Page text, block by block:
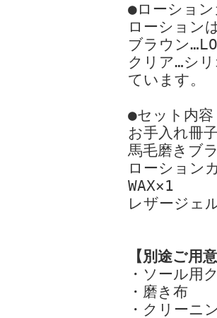
●ローショ
ローション
ブラウン
クリア…シ
ています。
●セット内容
お手入れ冊
馬毛磨きブ
ローション
WAX×1
レザージェ
【別途ご用
・ソール用
・磨き布
・クリーニ